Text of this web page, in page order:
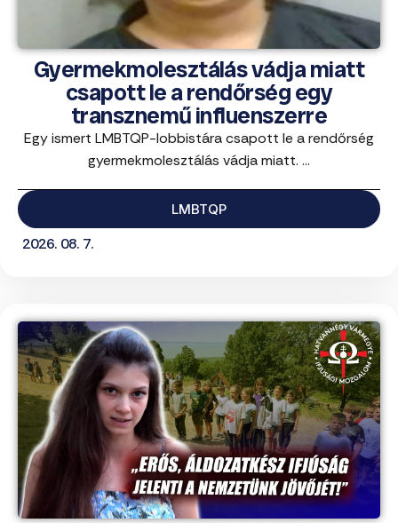
Gyermekmolesztálás vádja miatt
csapott le a rendőrség egy
transznemű influenszerre
Egy ismert LMBTQP-lobbistára csapott le a rendőrség
gyermekmolesztálás vádja miatt. ...
LMBTQP
2026. 08. 7.